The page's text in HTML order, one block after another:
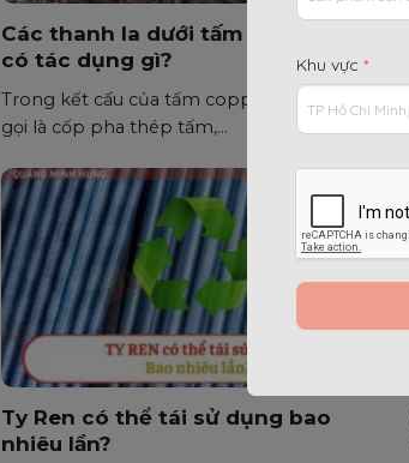
Các thanh la dưới tấm Coppha Tôn
có tác dụng gì?
Trong kết cấu của tấm coppha tôn (hay còn
gọi là cốp pha thép tấm,...
Ty Ren có thể tái sử dụng bao
nhiêu lần?
Khu vực *